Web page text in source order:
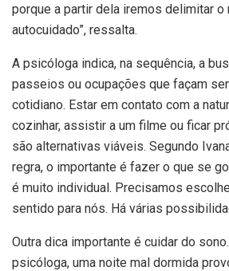
porque a partir dela iremos delimitar
autocuidado”, ressalta.
A psicóloga indica, na sequência, a
passeios ou ocupações que façam
cotidiano. Estar em contato com a
cozinhar, assistir a um filme ou ficar
são alternativas viáveis. Segundo
regra, o importante é fazer o que se
é muito individual. Precisamos
sentido para nós. Há várias
Outra dica importante é cuidar do
psicóloga, uma noite mal dormida